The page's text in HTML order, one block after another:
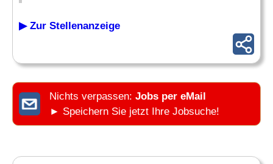
▶ Zur Stellenanzeige
Nichts verpassen: Jobs per eMail
► Speichern Sie jetzt Ihre Jobsuche!